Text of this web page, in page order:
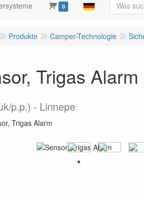
0
Produkte Camper-Technologie
Trigas Alarm
p.p.) Linnepe